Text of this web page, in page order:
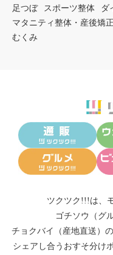
足つぼ
スポーツ整体 ダ
マタニティ整体・産後矯正
むくみ
ツクツク!!!は、
ゴチソウ（グ
チョクバイ（産地直送）
シェアし合う おすそ分け